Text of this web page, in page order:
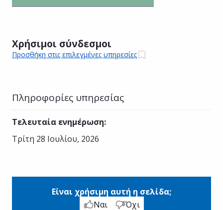
Χρήσιμοι σύνδεσμοι
Προσθήκη στις επιλεγμένες υπηρεσίες
Πληροφορίες υπηρεσίας
Τελευταία ενημέρωση:
Τρίτη 28 Ιουλίου, 2026
Είναι χρήσιμη αυτή η σελίδα;
Ναι
Όχι